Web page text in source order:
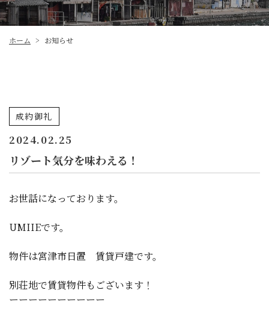
ホーム > お知らせ
成約御礼
2024.02.25
リゾート気分を味わえる！
お世話になっております。
UMIIEです。
物件は宮津市日置 賃貸戸建です。
別荘地で賃貸物件もございます！
ーーーーーーーーーー